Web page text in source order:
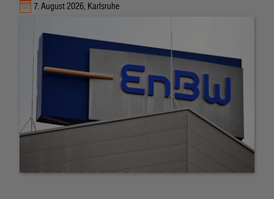
7. August 2026, Karlsruhe